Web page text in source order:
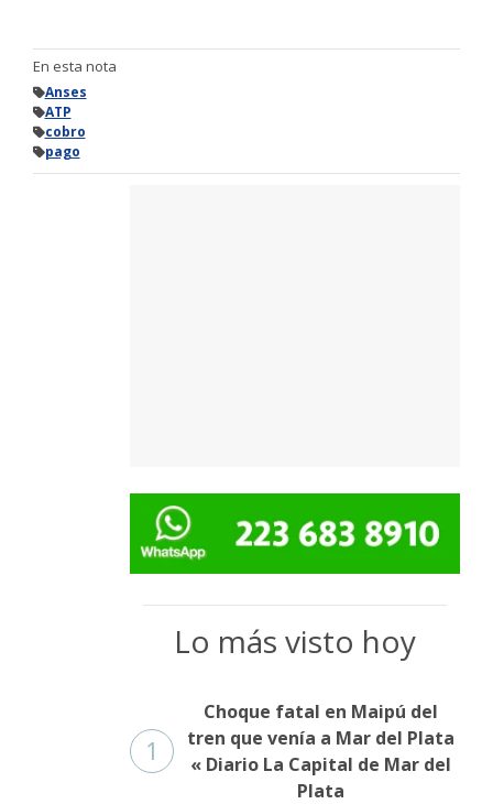
En esta nota
Anses
ATP
cobro
pago
Lo más visto hoy
1
Choque fatal en Maipú del
tren que venía a Mar del Plata
« Diario La Capital de Mar del
Plata